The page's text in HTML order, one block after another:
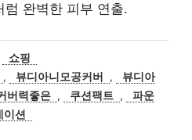
럼 완벽한 피부 연출.
카
고
리
쇼핑
, 뷰디아니모공커버 ,
뷰디아
버력좋은 , 쿠션팩트 ,
파운
이션